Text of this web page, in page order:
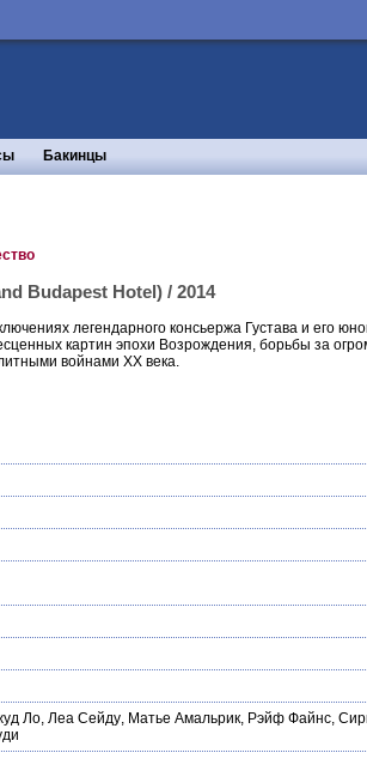
Бакинцы
Budapest Hotel) / 2014
легендарного консьержа Густава и его
картин эпохи Возрождения, борьбы за
войнами XX века.
Ло, Леа Сейду, Матье Амальрик, Рэйф Файнс,